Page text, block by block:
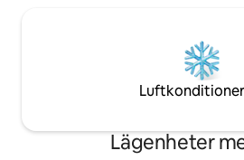
Lägenheter